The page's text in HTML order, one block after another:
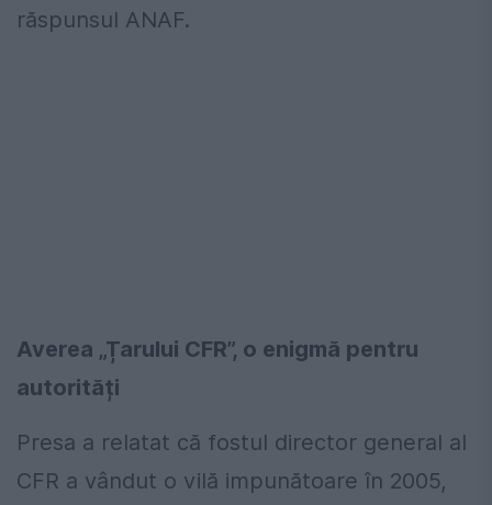
răspunsul ANAF.
Averea „Țarului CFR”, o enigmă pentru
autorități
Presa a relatat că fostul director general al
CFR a vândut o vilă impunătoare în 2005,